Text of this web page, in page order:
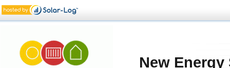
New
MTS Noordermeer Middenmeer
MTS van der Ploeg
Kollumerpomp